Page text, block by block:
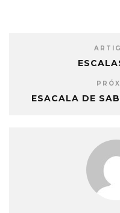
ESACALA DE